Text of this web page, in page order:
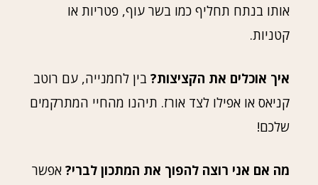
אותו בנתח תחליף כמו בשר עוף, פטריות או
קטניות.
איך אוכלים את הקציצות? בין לחמנייה, עם רוטב
קניאס או אפילו לצד אורז. תיהנו מהחיי המתרקמים
שלכם!
מה אם אני רוצה להפוך את המתכון לברי? אפשר